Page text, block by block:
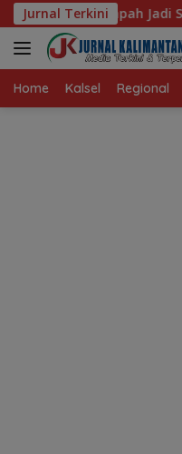
Langsung
ke
konten
Jurnal Terkini
Penghasilan
Home Kalsel Regional